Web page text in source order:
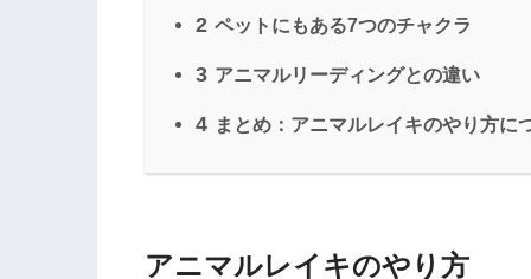
2 ペットにもある7つのチャクラ
3 アニマルリーディングとの違い
4 まとめ：アニマルレイキのやり方に
アニマルレイキのやり方